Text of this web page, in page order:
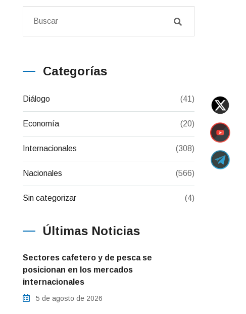
Categorías
Diálogo (41)
Economía (20)
Internacionales (308)
Nacionales (566)
Sin categorizar (4)
Últimas Noticias
Sectores cafetero y de pesca se
posicionan en los mercados
internacionales
5 de agosto de 2026